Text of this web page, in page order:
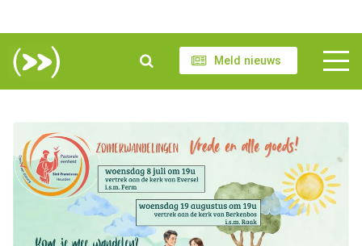
Meld nieuws